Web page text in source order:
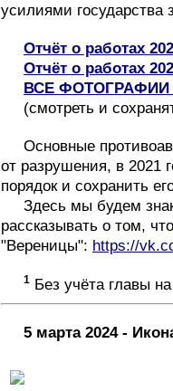
усилиями государства
Отчёт о работах
Отчёт о работах
ВСЕ ФОТОГРАФИИ
(смотреть и
Основные
от разрушения, в 2021
порядок и сохранить
Здесь мы будем
рассказывать о том,
"Вереницы": https://
1 Без учёта главы
5 марта 2024 -